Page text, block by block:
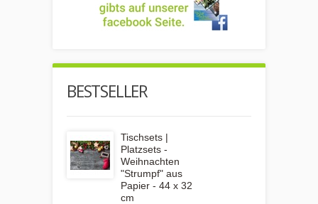
BESTSELLER
Tischsets |
Platzsets -
Weihnachten
"Strumpf" aus
Papier - 44 x 32
cm